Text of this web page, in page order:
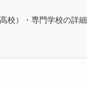
校）・専門学校の詳細